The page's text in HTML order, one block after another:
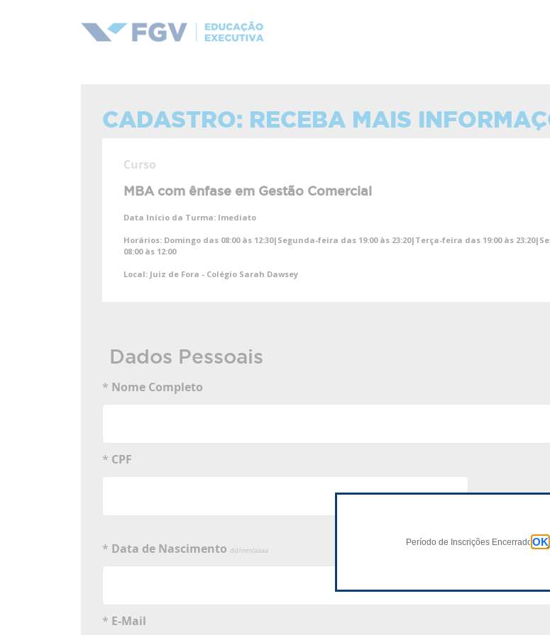
CADASTRO: RECEBA MAIS
Curso
MBA com ênfase em Gestão Comercial
Data Início da Turma: Imediato
Horários: Domingo das 08:00 às 12:30|Segunda-feira das 19:00 às 23:20|Terça-feira das 19:00 às
08:00 às 12:00
Local: Juiz de Fora - Colégio Sarah Dawsey
Dados Pessoais
* Nome Completo
* CPF
* Data de Nascimento dd/mm/aaaa
* E-Mail
Período de Inscrições Encerrado OK